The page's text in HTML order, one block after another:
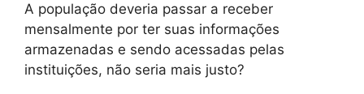
A população deveria passar a receber
mensalmente por ter suas informações
armazenadas e sendo acessadas pelas
instituições, não seria mais justo?